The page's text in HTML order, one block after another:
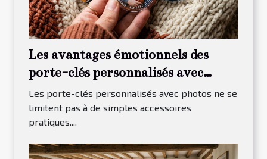
Les avantages émotionnels des
porte-clés personnalisés avec
photos
Les porte-clés personnalisés avec photos ne se
limitent pas à de simples accessoires
pratiques....